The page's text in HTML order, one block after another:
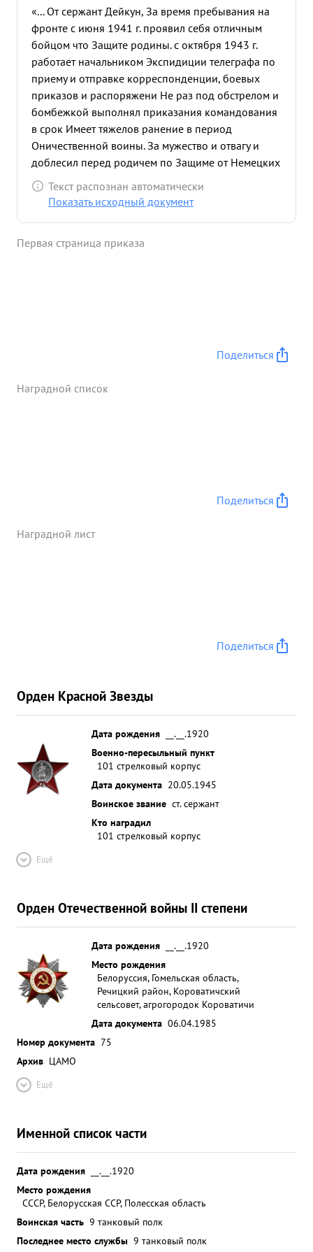
«... От сержант Дейкун, За время пребывания на
фронте с июня 1941 г. проявил себя отличным
бойцом что Защите родины. с октября 1943 г.
работает начальником Экспидиции телеграфа по
приему и отправке корреспонденции, боевых
приказов и распоряжени Не раз под обстрелом и
бомбежкой выполнял приказания командования
в срок Имеет тяжелов ранение в период
Оничественной воины. За мужество и отвагу и
доблесил перед родичем по Защиме от Немецких
Захватчик ...»
Текст распознан автоматически
Показать исходный документ
Первая страница приказа
Поделиться
Наградной список
Поделиться
Наградной лист
Поделиться
Орден Красной Звезды
Дата рождения
__.__.1920
Военно-пересыльный пункт
101 стрелковый корпус
Дата документа 20.05.1945
Воинское звание ст. сержант
Кто наградил
101 стрелковый корпус
Ещё
Орден Отечественной войны II степени
Дата рождения
__.__.1920
Место рождения
Белоруссия, Гомельская область,
Речицкий район, Короватичский
сельсовет, агрогородок Короватичи
Дата документа 06.04.1985
Номер документа 75
Архив ЦАМО
Ещё
Именной список части
Дата рождения
__.__.1920
Место рождения
СССР, Белорусская ССР, Полесская область
Воинская часть 9 танковый полк
Последнее место службы 9 танковый полк